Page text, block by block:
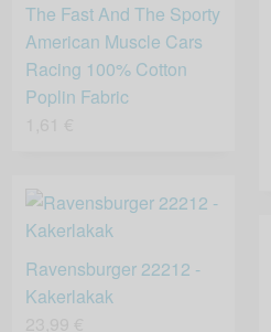
The Fast And The Sporty
American Muscle Cars
Racing 100% Cotton
Poplin Fabric
Ravensburger 22212 -
Kakerlakak